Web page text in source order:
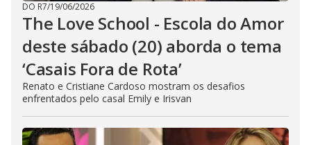
DO R7/19/06/2026
The Love School - Escola do Amor
deste sábado (20) aborda o tema
‘Casais Fora de Rota’
Renato e Cristiane Cardoso mostram os desafios
enfrentados pelo casal Emily e Irisvan